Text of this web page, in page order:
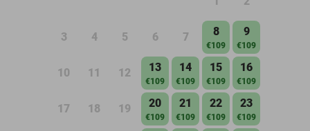
3 4 5 6 7 8
€109
9
€109
10 11 12 13
€109
14
€109
15
€109
16
€109
17 18 19 20
€109
21
€109
22
€109
23
€109